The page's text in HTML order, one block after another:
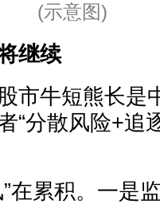
(示意图)
继续
牛短熊长是
“分散风险+追
累积。一是